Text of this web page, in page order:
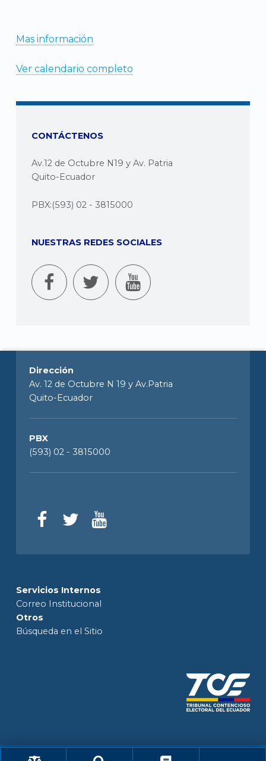
Mas información
Ver calendario completo
CONTÁCTENOS
Av.12 de Octubre N19 y Av. Patria
Quito-Ecuador
PBX:(593) 02 - 3815000
NUESTRAS REDES SOCIALES
Dirección
Av. 12 de Octubre N 19 y Av.Patria
Quito-Ecuador
PBX
(593) 02 - 3815000
Servicios Internos
Correo Institucional
Otros
Búsqueda en el Sitio